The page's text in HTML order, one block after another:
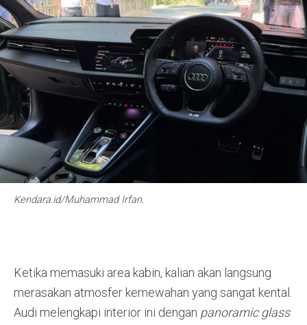
Kendara.id/Muhammad Irfan.
Ketika memasuki area kabin, kalian akan langsung
merasakan atmosfer kemewahan yang sangat kental .
Audi melengkapi interior ini dengan panoramic glass